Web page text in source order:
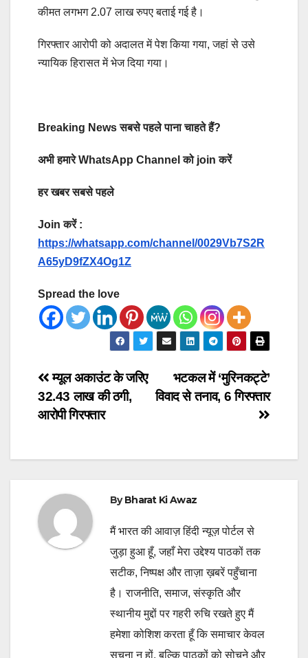
कीमत लगभग 2.07 लाख रुपए बताई गई है।
गिरफ्तार आरोपी को अदालत में पेश किया गया, जहां से उसे
न्यायिक हिरासत में भेज दिया गया।
Breaking News सबसे पहले पाना चाहते हैं?
अभी हमारे WhatsApp Channel को join करें
हर खबर सबसे पहले
Join करें :
https://whatsapp.com/channel/0029Vb7S2R
A65yD9fZX4Og1Z
Spread the love
Post
navigation
भटकल में ‘मुरिनकट्टे’
विवाद से तनाव, 6 गिरफ्तार
म्यूल अकाउंट के जरिए
32.43 लाख की ठगी,
आरोपी गिरफ्तार
ByBharat Ki Awaz
मैं भारत की आवाज़ हिंदी न्यूज़ पोर्टल से
जुड़ा हुआ हूँ, जहाँ मेरा उद्देश्य पाठकों तक
सटीक, निष्पक्ष और ताज़ा ख़बरें पहुँचाना
है। राजनीति, समाज, संस्कृति और
स्थानीय मुद्दों पर गहरी रुचि रखते हुए मैं
हमेशा कोशिश करता हूँ कि समाचार केवल
सूचना न हों, बल्कि पाठकों को सोचने और